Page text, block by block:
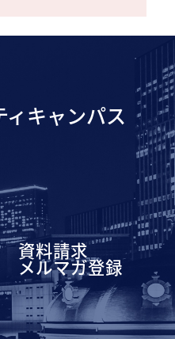
キャンパス
資料請求
メルマガ登録